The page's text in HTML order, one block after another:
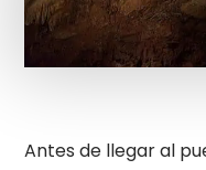
Antes de llegar al